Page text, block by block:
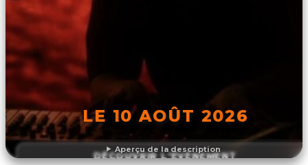
Aperçu de la description
LE 10 AOÛT 2026
DÉCOUVRIR L'ÉVÉNEMENT